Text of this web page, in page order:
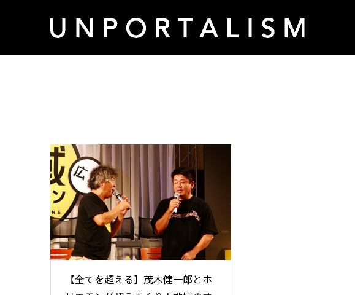
【全てを超える】茂木健一郎とホ